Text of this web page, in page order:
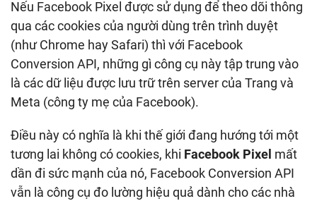
Nếu Facebook Pixel được sử dụng để theo dõi thông
qua các cookies của người dùng trên trình duyệt
(như Chrome hay Safari) thì với Facebook
Conversion API, những gì công cụ này tập trung vào
là các dữ liệu được lưu trữ trên server của Trang và
Meta (công ty mẹ của Facebook).
Điều này có nghĩa là khi thế giới đang hướng tới một
tương lai không có cookies, khi Facebook Pixel mất
dần đi sức mạnh của nó, Facebook Conversion API
vẫn là công cụ đo lường hiệu quả dành cho các nhà